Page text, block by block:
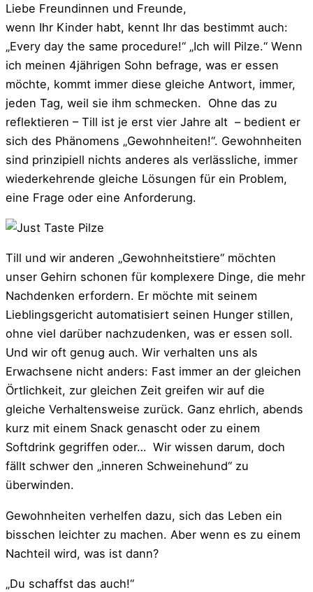
Liebe Freundinnen und Freunde,
wenn Ihr Kinder habt, kennt Ihr das bestimmt auch:
„Every day the same procedure!“ „Ich will Pilze.“ Wenn
ich meinen 4jährigen Sohn befrage, was er essen
möchte, kommt immer diese gleiche Antwort, immer,
jeden Tag, weil sie ihm schmecken. Ohne das zu
reflektieren – Till ist je erst vier Jahre alt – bedient er
sich des Phänomens „Gewohnheiten!“. Gewohnheiten
sind prinzipiell nichts anderes als verlässliche, immer
wiederkehrende gleiche Lösungen für ein Problem,
eine Frage oder eine Anforderung.
Till und wir anderen „Gewohnheitstiere“ möchten
unser Gehirn schonen für komplexere Dinge, die mehr
Nachdenken erfordern. Er möchte mit seinem
Lieblingsgericht automatisiert seinen Hunger stillen,
ohne viel darüber nachzudenken, was er essen soll.
Und wir oft genug auch. Wir verhalten uns als
Erwachsene nicht anders: Fast immer an der gleichen
Örtlichkeit, zur gleichen Zeit greifen wir auf die
gleiche Verhaltensweise zurück. Ganz ehrlich, abends
kurz mit einem Snack genascht oder zu einem
Softdrink gegriffen oder… Wir wissen darum, doch
fällt schwer den „inneren Schweinehund“ zu
überwinden.
Gewohnheiten verhelfen dazu, sich das Leben ein
bisschen leichter zu machen. Aber wenn es zu einem
Nachteil wird, was ist dann?
„Du schaffst das auch!“